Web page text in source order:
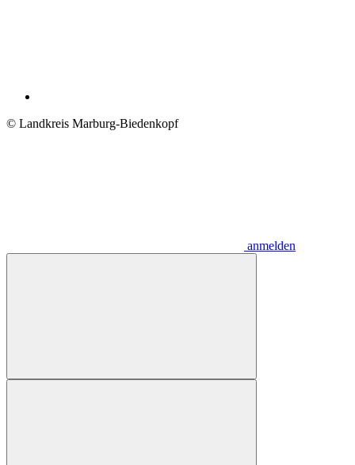
© Landkreis Marburg-Biedenkopf
anmelden